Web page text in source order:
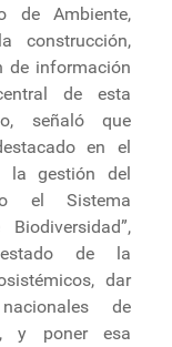
de Ambiente,
construcción,
de información
de esta
señaló que
en el
la gestión del
el Sistema
de la
dar
de
y poner esa